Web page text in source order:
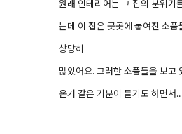
원래 인테리어는 그 집의 분위기
는데 이 집은 곳곳에 놓여진 소
상당히
많았어요. 그러한 소품들을 보고
온거 같은 기분이 들기도 하면서..